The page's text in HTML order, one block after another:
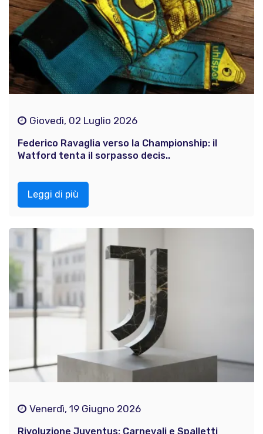
Giovedì, 02 Luglio 2026
Federico Ravaglia verso la Championship: il
Watford tenta il sorpasso decis..
Leggi di più
Venerdì, 19 Giugno 2026
Rivoluzione Juventus: Carnevali e Spalletti